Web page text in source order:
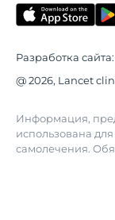
Разработка сайта:
@ 2026, Lancet
Информация,
использована
самолечения.